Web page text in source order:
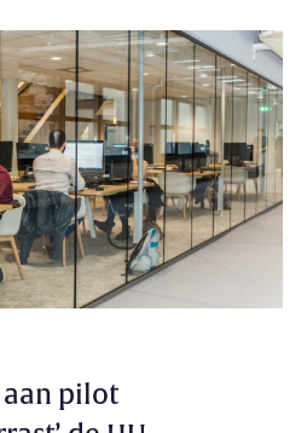
pilot